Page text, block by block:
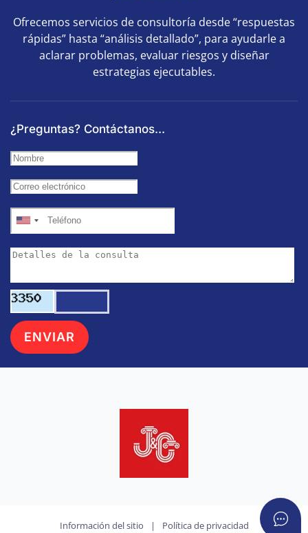
Ofrecemos servicios de consultoría desde “respuestas
rápidas” hasta “análisis detallado”, para ayudarle a
aclarar problemas, evaluar riesgos y diseñar
estrategias ejecutables.
¿Preguntas? Contáctanos...
United
+1
ENVIAR
Información del sitio | Política de privacidad